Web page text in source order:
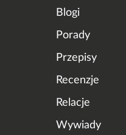
Blogi
Porady
Przepisy
Recenzje
Relacje
Wywiady